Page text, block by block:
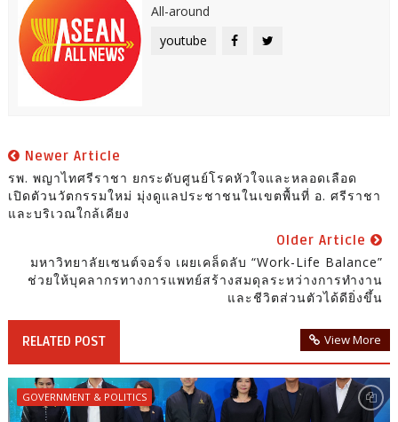
All-around
youtube
Newer Article
รพ. พญาไทศรีราชา ยกระดับศูนย์โรคหัวใจและหลอดเลือด
เปิดตัวนวัตกรรมใหม่ มุ่งดูแลประชาชนในเขตพื้นที่ อ. ศรีราชา
และบริเวณใกล้เคียง
Older Article
มหาวิทยาลัยเซนต์จอร์จ เผยเคล็ดลับ “Work-Life Balance”
ช่วยให้บุคลากรทางการแพทย์สร้างสมดุลระหว่างการทำงาน
และชีวิตส่วนตัวได้ดียิ่งขึ้น
RELATED POST View More
GOVERNMENT & POLITICS